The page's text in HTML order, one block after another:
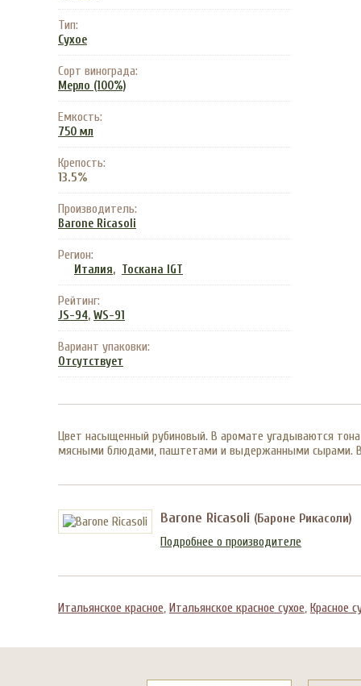
Тип:
Сухое
Сорт винограда:
Мерло (100%)
Емкость:
750 мл
Крепость:
13.5%
Производитель:
Barone Ricasoli
Регион:
Италия, Тоскана IGT
Рейтинг:
JS-94, WS-91
Вариант упаковки:
Отсутствует
Цвет насыщенный рубиновый. В аромате угадываются
мясными блюдами, паштетами и выдержанными сырами.
Barone Ricasoli (Бароне Рикасоли)
Подробнее о производителе
Итальянское красное, Итальянское красное сухое, Красное